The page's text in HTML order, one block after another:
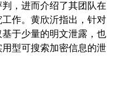
，进而介绍了其团队在
作。黄欣沂指出，针对
于少量的明文泄露，也
型可搜索加密信息的泄